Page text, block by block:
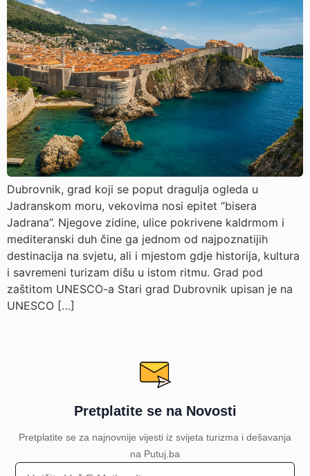
Dubrovnik, grad koji se poput dragulja ogleda u
Jadranskom moru, vekovima nosi epitet “bisera
Jadrana”. Njegove zidine, ulice pokrivene kaldrmom i
mediteranski duh čine ga jednom od najpoznatijih
destinacija na svjetu, ali i mjestom gdje historija, kultura
i savremeni turizam dišu u istom ritmu. Grad pod
zaštitom UNESCO-a Stari grad Dubrovnik upisan je na
UNESCO […]
Pretplatite se na Novosti
Pretplatite se za najnovnije vijesti iz svijeta turizma i dešavanja
na Putuj.ba